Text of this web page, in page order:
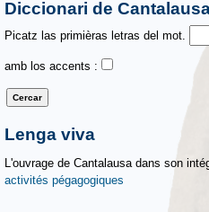
Diccionari de
Picatz las primièras letras del mot.
amb los accents :
Lenga viva
L'ouvrage de Cantalausa dans son
activités pégagogiques